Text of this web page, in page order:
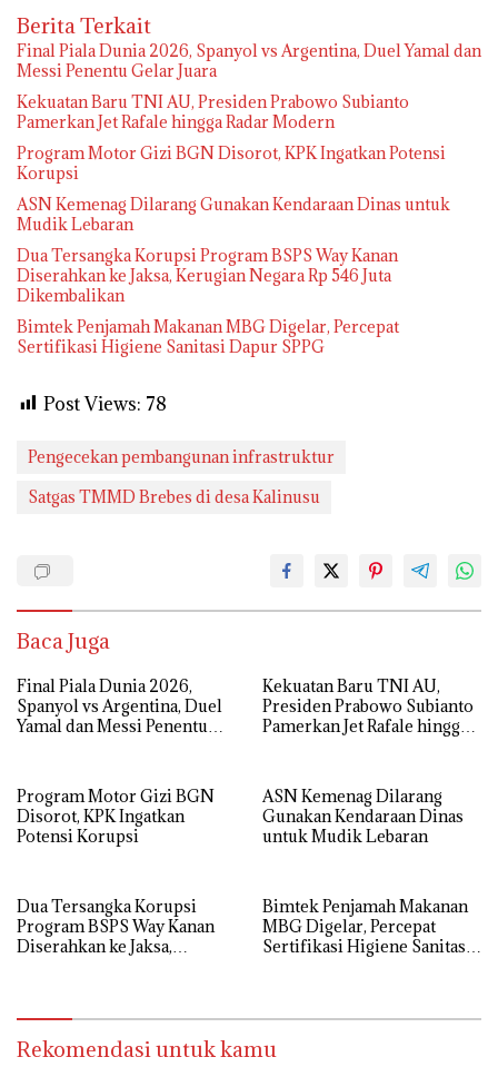
Berita Terkait
Final Piala Dunia 2026, Spanyol vs Argentina, Duel Yamal dan
Messi Penentu Gelar Juara
Kekuatan Baru TNI AU, Presiden Prabowo Subianto
Pamerkan Jet Rafale hingga Radar Modern
Program Motor Gizi BGN Disorot, KPK Ingatkan Potensi
Korupsi
ASN Kemenag Dilarang Gunakan Kendaraan Dinas untuk
Mudik Lebaran
Dua Tersangka Korupsi Program BSPS Way Kanan
Diserahkan ke Jaksa, Kerugian Negara Rp 546 Juta
Dikembalikan
Bimtek Penjamah Makanan MBG Digelar, Percepat
Sertifikasi Higiene Sanitasi Dapur SPPG
Post Views: 78
Pengecekan pembangunan infrastruktur
Satgas TMMD Brebes di desa Kalinusu
Baca Juga
Final Piala Dunia 2026,
Spanyol vs Argentina, Duel
Yamal dan Messi Penentu
Kekuatan Baru TNI AU,
Presiden Prabowo Subianto
Pamerkan Jet Rafale hingga
Program Motor Gizi BGN
Disorot, KPK Ingatkan
Potensi Korupsi
ASN Kemenag Dilarang
Gunakan Kendaraan Dinas
untuk Mudik Lebaran
Dua Tersangka Korupsi
Program BSPS Way Kanan
Diserahkan ke Jaksa,
Bimtek Penjamah Makanan
MBG Digelar, Percepat
Sertifikasi Higiene Sanitasi
Rekomendasi untuk kamu